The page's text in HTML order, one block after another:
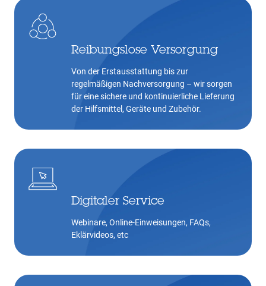
Reibungslose Versorgung
Von der Erstausstattung bis zur
regelmäßigen Nachversorgung – wir sorgen
für eine sichere und kontinuierliche Lieferung
der Hilfsmittel, Geräte und Zubehör.
Digitaler Service
Webinare, Online-Einweisungen, FAQs,
Eklärvideos, etc